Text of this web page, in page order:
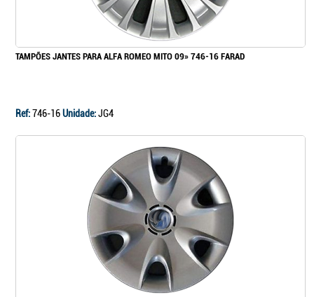
TAMPÕES JANTES PARA ALFA ROMEO MITO 09» 746-16 FARAD
Ref:746-16Unidade:JG4